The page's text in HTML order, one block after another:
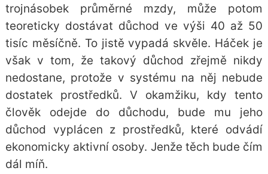
trojnásobek průměrné mzdy, může potom
teoreticky dostávat důchod ve výši 40 až 50
tisíc měsíčně. To jistě vypadá skvěle. Háček je
však v tom, že takový důchod zřejmě nikdy
nedostane, protože v systému na něj nebude
dostatek prostředků. V okamžiku, kdy tento
člověk odejde do důchodu, bude mu jeho
důchod vyplácen z prostředků, které odvádí
ekonomicky aktivní osoby. Jenže těch bude čím
dál míň.